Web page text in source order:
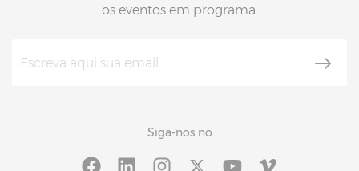
os eventos em programa.
Siga-nos no